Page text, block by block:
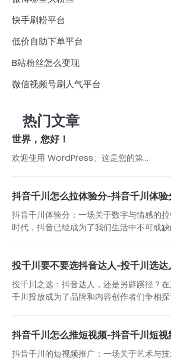
快手刷粉平台
低价自助下单平台
B站粉丝怎么变现
微信视频号刷人气平台
热门文章
世界，您好！
欢迎使用 WordPress。这是您的第…
抖音千川怎么拉体验分-抖音千川体验
抖音千川体验分：一场关于数字与情感的
时代，抖音已经成为了我们生活中不可或
投千川要不要选抖音达人-投千川选达
投千川之选：抖音达人，还是另辟蹊径？
千川投放成为了品牌和内容创作者们争相
抖音千川怎么推短视频-抖音千川短视
抖音千川的短视频推广：一场关于艺术与